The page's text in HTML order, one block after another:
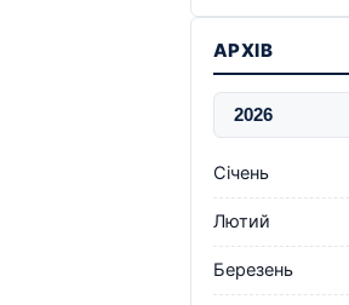
АРХІВ
Січень
Лютий
Березень